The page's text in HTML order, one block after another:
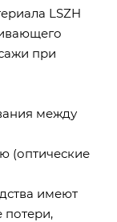
LSZH
при
между
(оптические
имеют